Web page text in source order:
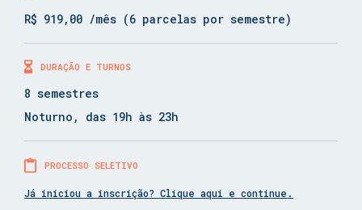
R$ 919,00 /mês (6 parcelas por semestre)
DURAÇÃO E TURNOS
8 semestres
Noturno, das 19h às 23h
PROCESSO SELETIVO
Já iniciou a inscrição? Clique aqui e continue.